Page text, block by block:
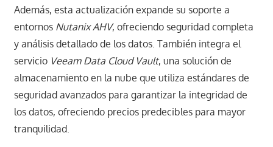
Además, esta actualización expande su soporte a
entornos Nutanix AHV, ofreciendo seguridad completa
y análisis detallado de los datos. También integra el
servicio Veeam Data Cloud Vault, una solución de
almacenamiento en la nube que utiliza estándares de
seguridad avanzados para garantizar la integridad de
los datos, ofreciendo precios predecibles para mayor
tranquilidad.